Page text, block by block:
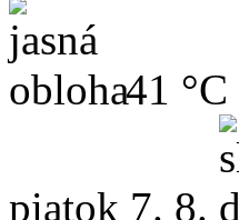
41 °C
piatok 7. 8.